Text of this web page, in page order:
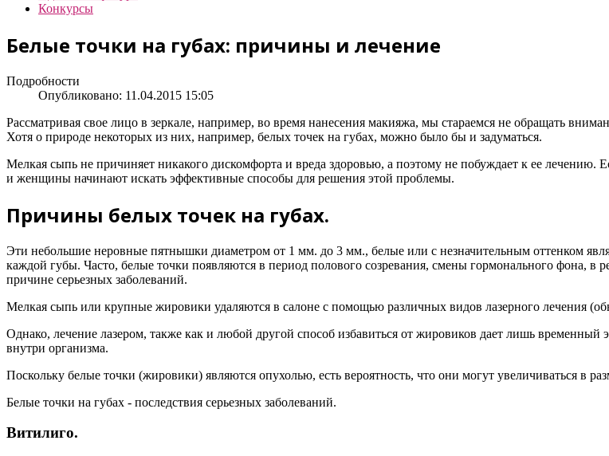
Конкурсы
Белые точки на губах: причины и лечение
Подробности
Опубликовано: 11.04.2015 15:05
Рассматривая свое лицо в зеркале, например, во время нанесения макияжа, мы стараемся не обращать
Хотя о природе некоторых из них, например, белых точек на губах, можно было бы и задуматься.
Мелкая сыпь не причиняет никакого дискомфорта и вреда здоровью, а поэтому не побуждает к ее лечению.
и женщины начинают искать эффективные способы для решения этой проблемы.
Причины белых точек на губах.
Эти небольшие неровные пятнышки диаметром от 1 мм. до 3 мм., белые или с незначительным оттенком
каждой губы. Часто, белые точки появляются в период полового созревания, смены гормонального фона, в
причине серьезных заболеваний.
Мелкая сыпь или крупные жировики удаляются в салоне с помощью различных видов лазерного лечения
Однако, лечение лазером, также как и любой другой способ избавиться от жировиков дает лишь
внутри организма.
Поскольку белые точки (жировики) являются опухолью, есть вероятность, что они могут увеличиваться в
Белые точки на губах - последствия серьезных заболеваний.
Витилиго.